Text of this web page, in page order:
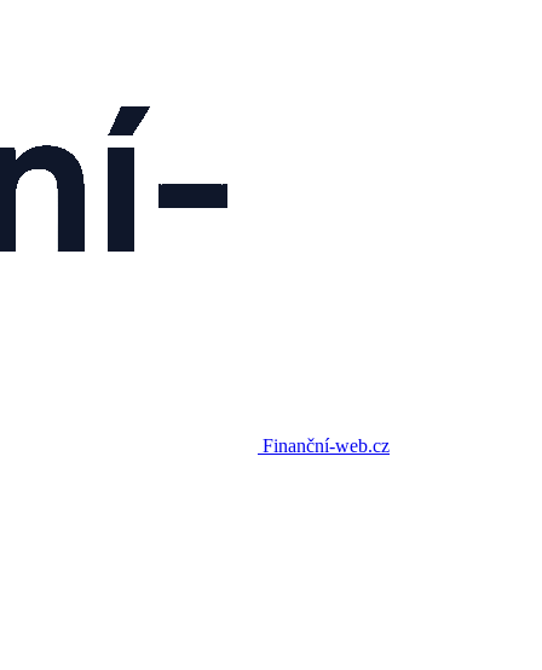
Finanční-web.cz